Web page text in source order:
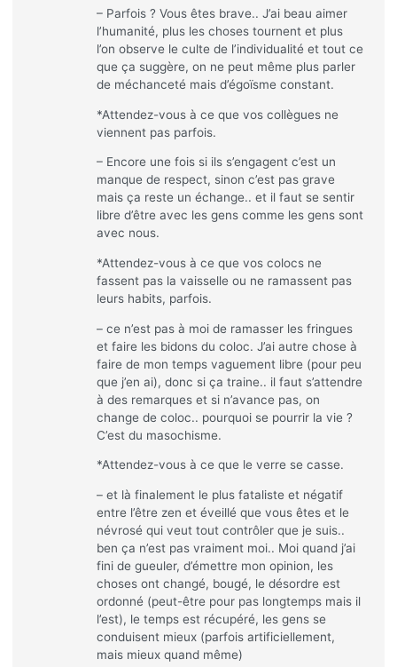
– Parfois ? Vous êtes brave.. J’ai beau aimer
l’humanité, plus les choses tournent et plus
l’on observe le culte de l’individualité et tout ce
que ça suggère, on ne peut même plus parler
de méchanceté mais d’égoïsme constant.
*Attendez-vous à ce que vos collègues ne
viennent pas parfois.
– Encore une fois si ils s’engagent c’est un
manque de respect, sinon c’est pas grave
mais ça reste un échange.. et il faut se sentir
libre d’être avec les gens comme les gens sont
avec nous.
*Attendez-vous à ce que vos colocs ne
fassent pas la vaisselle ou ne ramassent pas
leurs habits, parfois.
– ce n’est pas à moi de ramasser les fringues
et faire les bidons du coloc. J’ai autre chose à
faire de mon temps vaguement libre (pour peu
que j’en ai), donc si ça traine.. il faut s’attendre
à des remarques et si n’avance pas, on
change de coloc.. pourquoi se pourrir la vie ?
C’est du masochisme.
*Attendez-vous à ce que le verre se casse.
– et là finalement le plus fataliste et négatif
entre l’être zen et éveillé que vous êtes et le
névrosé qui veut tout contrôler que je suis..
ben ça n’est pas vraiment moi.. Moi quand j’ai
fini de gueuler, d’émettre mon opinion, les
choses ont changé, bougé, le désordre est
ordonné (peut-être pour pas longtemps mais il
l’est), le temps est récupéré, les gens se
conduisent mieux (parfois artificiellement,
mais mieux quand même)